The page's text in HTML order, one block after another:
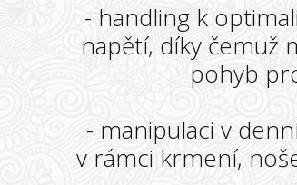
- handling k
napětí, díky čemuž
pohyb
- manipulaci v
v rámci krmení,